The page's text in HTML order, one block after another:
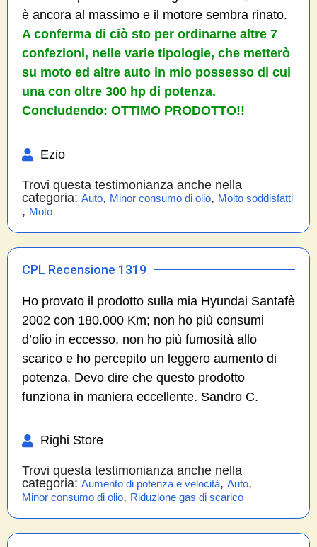
è ancora al massimo e il motore sembra rinato.
A conferma di ciò sto per ordinarne altre 7
confezioni, nelle varie tipologie, che metterò
su moto ed altre auto in mio possesso di cui
una con oltre 300 hp di potenza.
Concludendo: OTTIMO PRODOTTO!!
Ezio
Trovi questa testimonianza anche nella
categoria: Auto, Minor consumo di olio, Molto soddisfatti
, Moto
CPL Recensione 1319
Ho provato il prodotto sulla mia Hyundai Santafè
2002 con 180.000 Km; non ho più consumi
d’olio in eccesso, non ho più fumosità allo
scarico e ho percepito un leggero aumento di
potenza. Devo dire che questo prodotto
funziona in maniera eccellente. Sandro C.
Righi Store
Trovi questa testimonianza anche nella
categoria: Aumento di potenza e velocità, Auto,
Minor consumo di olio, Riduzione gas di scarico